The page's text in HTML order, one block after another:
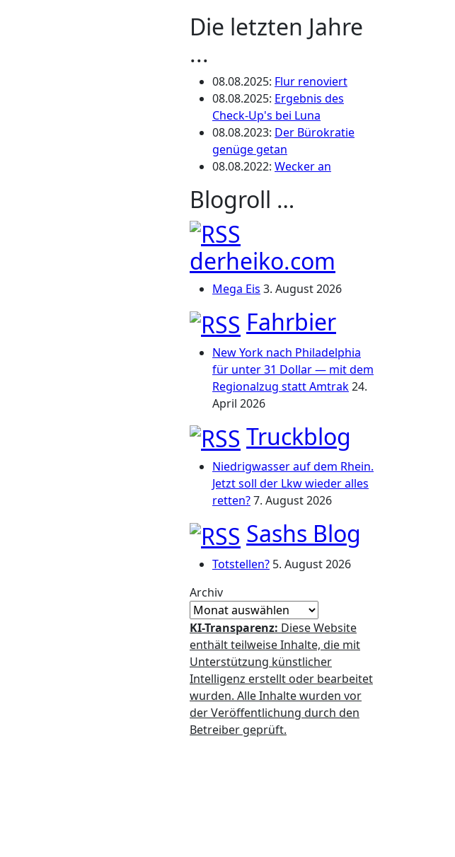
Die letzten Jahre
...
08.08.2025: Flur renoviert
08.08.2025: Ergebnis des
Check-Up's bei Luna
08.08.2023: Der Bürokratie
genüge getan
08.08.2022: Wecker an
Blogroll …
derheiko.com
Mega Eis 3. August 2026
Fahrbier
New York nach Philadelphia
für unter 31 Dollar — mit dem
Regionalzug statt Amtrak24.
April 2026
Truckblog
Niedrigwasser auf dem Rhein.
Jetzt soll der Lkw wieder alles
retten?7. August 2026
Sashs Blog
Totstellen? 5. August 2026
Archiv
KI-Transparenz: Diese Website
enthält teilweise Inhalte, die mit
Unterstützung künstlicher
Intelligenz erstellt oder bearbeitet
wurden. Alle Inhalte wurden vor
der Veröffentlichung durch den
Betreiber geprüft.